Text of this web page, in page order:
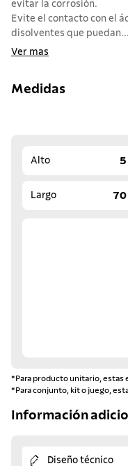
evitar la corrosión.
Evite el contacto con el
disolventes que puedan...
Ver mas
Medidas
Alto
Largo 70
*Para producto unitario, estas
*Para conjunto, kit o juego,
Información
Diseño técnico